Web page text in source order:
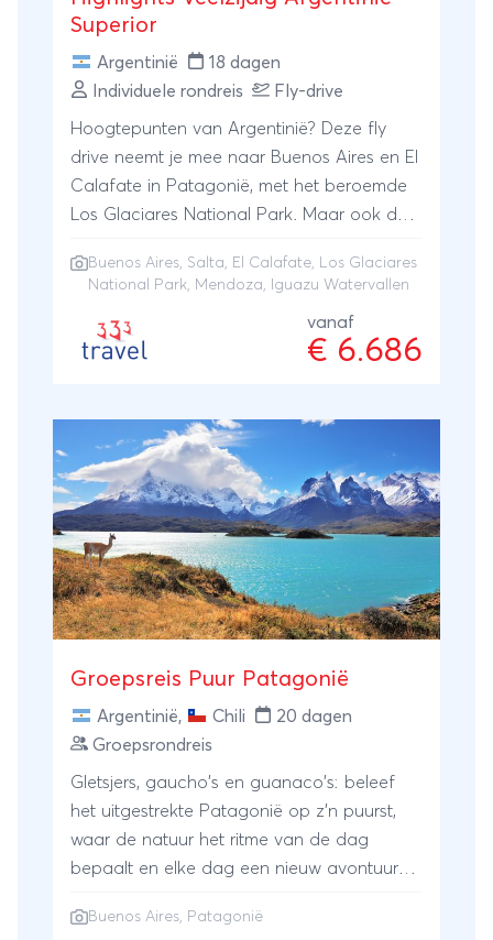
Superior
Argentinië
18 dagen
Individuele rondreis
Fly-drive
Hoogtepunten van Argentinië? Deze fly
drive neemt je mee naar Buenos Aires en El
Calafate in Patagonië, met het beroemde
Los Glaciares National Park. Maar ook de
sprookjesachtige valleien van Salta en de
Buenos Aires, Salta, El Calafate, Los Glaciares
National Park, Mendoza, Iguazu Watervallen
vanaf
€ 6.686
Groepsreis Puur Patagonië
Argentinië, Chili
20 dagen
Groepsrondreis
Gletsjers, gaucho's en guanaco's: beleef
het uitgestrekte Patagonië op z'n puurst,
waar de natuur het ritme van de dag
bepaalt en elke dag een nieuw avontuur
ijsmassa's, van pinguïns tot condors, deze
Buenos Aires, Patagonië